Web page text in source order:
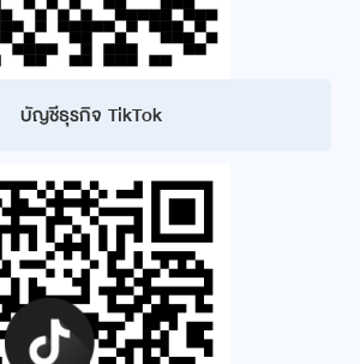
บัญชีธุรกิจ TikTok